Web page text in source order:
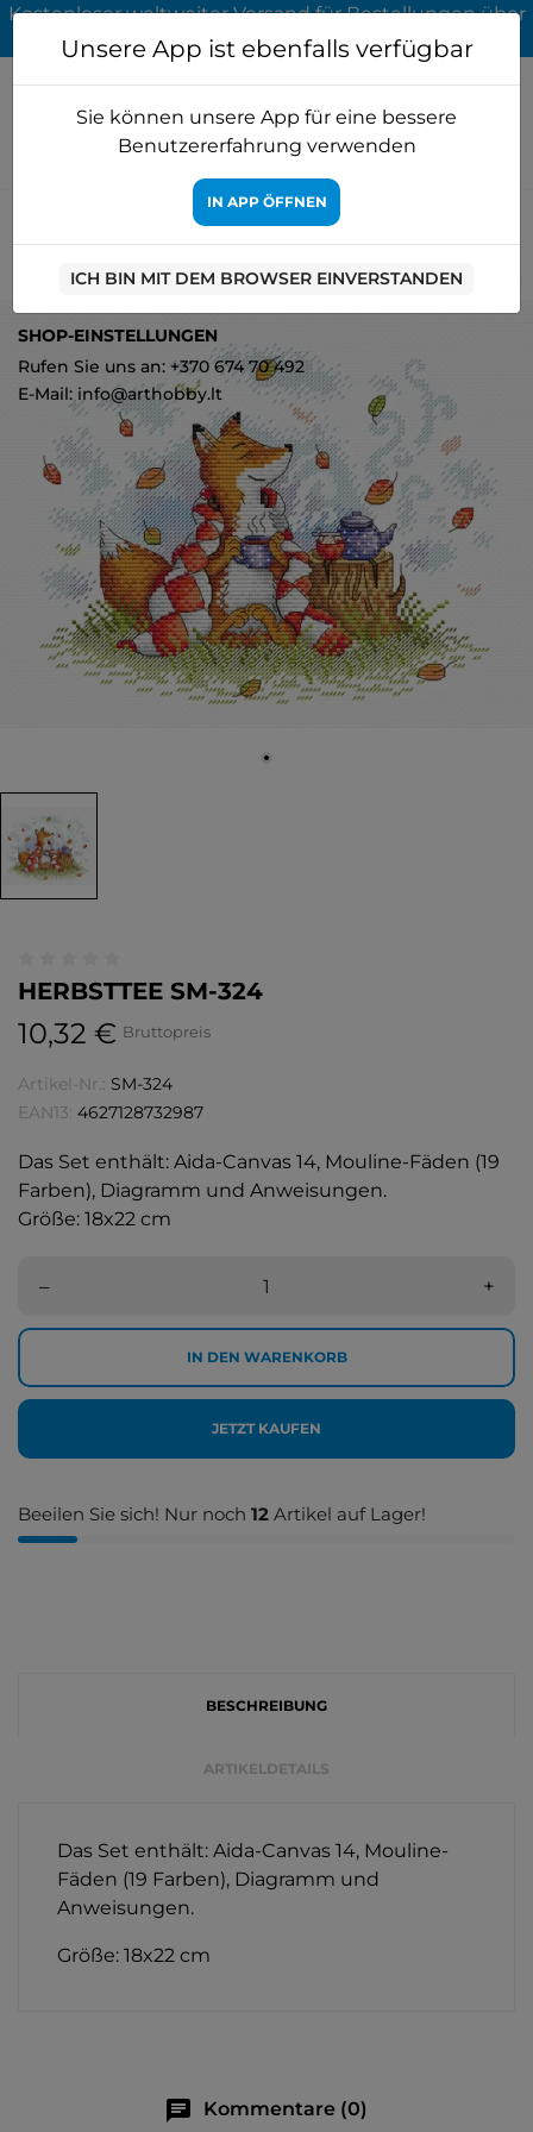
Kostenloser weltweiter Versand für Bestellungen über
65 EUR
Herbsttee SM-324
HERBSTTEE SM-324
10,32 € Bruttopreis
Artikel-Nr.: SM-324
EAN13: 4627128732987
Das Set enthält: Aida-Canvas 14, Mouline-Fäden (19
Farben), Diagramm und Anweisungen.
Größe: 18x22 cm
– +
IN DEN WARENKORB
JETZT KAUFEN
Beeilen Sie sich! Nur noch 12 Artikel auf Lager!
BESCHREIBUNG
ARTIKELDETAILS
Das Set enthält: Aida-Canvas 14, Mouline-
Fäden (19 Farben), Diagramm und
Anweisungen.
Größe: 18x22 cm
chat Kommentare (0)
Unsere App ist ebenfalls verfügbar
Sie können unsere App für eine bessere
Benutzererfahrung verwenden
IN APP ÖFFNEN
ICH BIN MIT DEM BROWSER EINVERSTANDEN
SHOP-EINSTELLUNGEN
Rufen Sie uns an: +370 674 70 492
E-Mail: info@arthobby.lt